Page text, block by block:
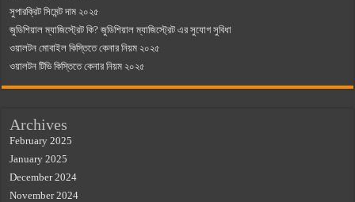
সুপারক্রিট সিমেন্ট দাম ২০২৫
জুডিশিয়াল ম্যাজিস্ট্রেট কি? জুডিশিয়াল ম্যাজিস্ট্রেট এর সুযোগ সুবিধা
ওয়ালটন মোবাইল কিস্তিতে কেনার নিয়ম ২০২৫
ওয়ালটন টিভি কিস্তিতে কেনার নিয়ম ২০২৫
Archives
February 2025
January 2025
December 2024
November 2024